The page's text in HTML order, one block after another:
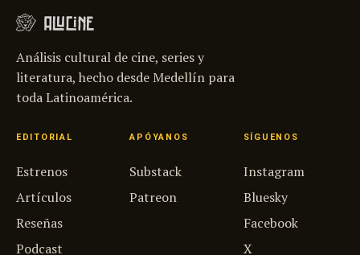
Análisis cultural de cine, series y
literatura, hecho desde Medellín para
toda Latinoamérica.
EDITORIAL
Estrenos
Artículos
Reseñas
Podcast
APÓYANOS
Substack
Patreon
SÍGUENOS
Instagram
Bluesky
Facebook
X